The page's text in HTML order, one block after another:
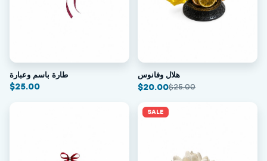
طارة باسم وعبارة
$25.00
هلال وفانوس
$20.00$25.00
SALE